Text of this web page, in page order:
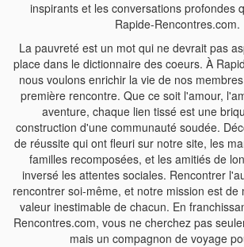
inspirants et les conversations profondes
Rapide-Rencontres.com.
La pauvreté est un mot qui ne devrait pas
place dans le dictionnaire des coeurs. À
nous voulons enrichir la vie de nos
première rencontre. Que ce soit l'amour,
aventure, chaque lien tissé est une
construction d'une communauté soudée.
de réussite qui ont fleuri sur notre site, les
familles recomposées, et les amitiés de
inversé les attentes sociales. Rencontrer
rencontrer soi-même, et notre mission est de
valeur inestimable de chacun. En
Rencontres.com, vous ne cherchez pas
mais un compagnon de voyage